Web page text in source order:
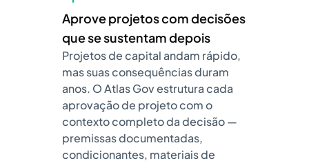
Aprove projetos com decisões
que se sustentam depois
Projetos de capital andam rápido,
mas suas consequências duram
anos. O Atlas Gov estrutura cada
aprovação de projeto com o
contexto completo da decisão —
premissas documentadas,
condicionantes, materiais de